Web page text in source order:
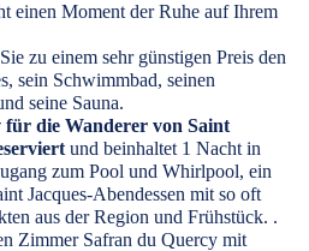
einen Moment der Ruhe auf Ihrem
zu einem sehr günstigen Preis den
sein Schwimmbad, seinen
seine Sauna.
für die Wanderer von Saint
und beinhaltet 1 Nacht in
zum Pool und Whirlpool, ein
Jacques-Abendessen mit so oft
aus der Region und Frühstück. .
Zimmer Safran du Quercy mit